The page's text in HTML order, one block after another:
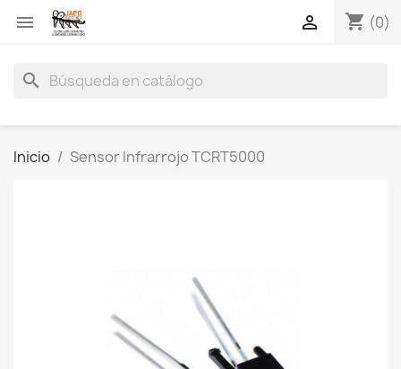
 shopping_cart (0)

search
Inicio Sensor Infrarrojo TCRT5000